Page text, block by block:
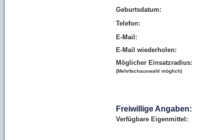
Geburtsdatum:
Telefon:
E-Mail:
E-Mail wiederholen:
Möglicher Einsatzradius:
(Mehrfachauswahl möglich)
Freiwillige Angaben:
Verfügbare Eigenmittel: